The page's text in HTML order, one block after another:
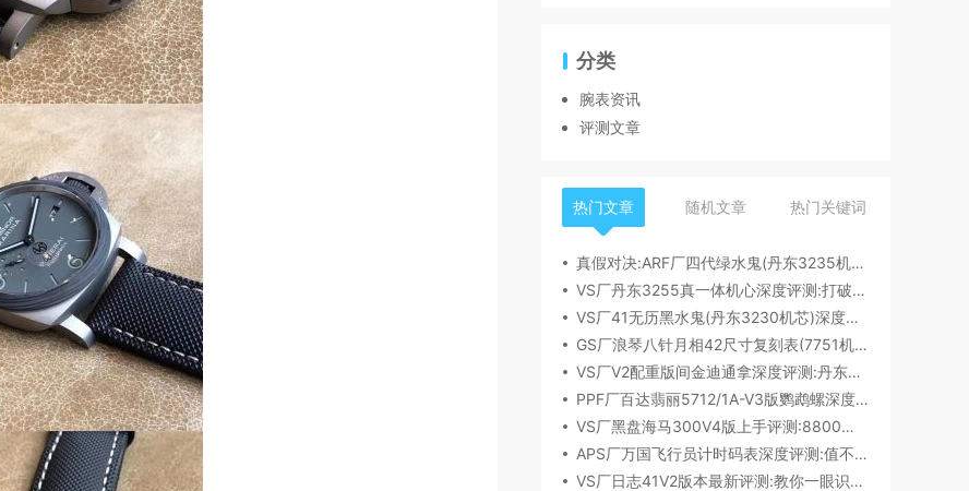
分类
腕表资讯
评测文章
热门文章 随机文章 热门关键词
真假对决:ARF厂四代绿水鬼(丹东3235机芯)深度评测
VS厂丹东3255真一体机心深度评测:打破市场乱象,重塑复刻机芯新标杆​
VS厂41无历黑水鬼(丹东3230机芯)深度评测:性能与破绽全解析
GS厂浪琴八针月相42尺寸复刻表(7751机芯)细节全析
VS厂V2配重版间金迪通拿深度评测:丹东4131机芯加持下的165克精密之作​
PPF厂百达翡丽5712/1A-V3版鹦鹉螺深度评测:细节升级直击正品
VS厂黑盘海马300V4版上手评测:8800一体机芯加持,复刻天花板实至名归?
APS厂万国飞行员计时码表深度评测:值不值得入手？
VS厂日志41V2版本最新评测:教你一眼识破假VS